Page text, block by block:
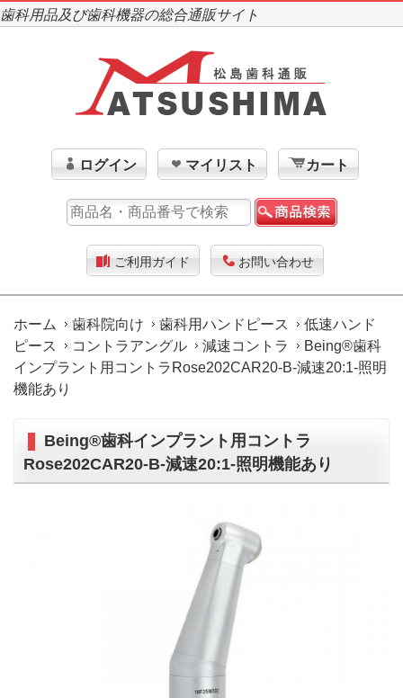
歯科用品及び歯科機器の総合通販サイト
ログイン マイリスト カート
ご利用ガイド お問い合わせ
ホーム 歯科院向け 歯科用ハンドピース
低速ハンド
ピース
コントラアングル 減速コントラ
Being®歯科
インプラント用コントラRose202CAR20-B-減速20:1-照明
機能あり
Being®歯科インプラント用コントラ
Rose202CAR20-B-減速20:1-照明機能あり